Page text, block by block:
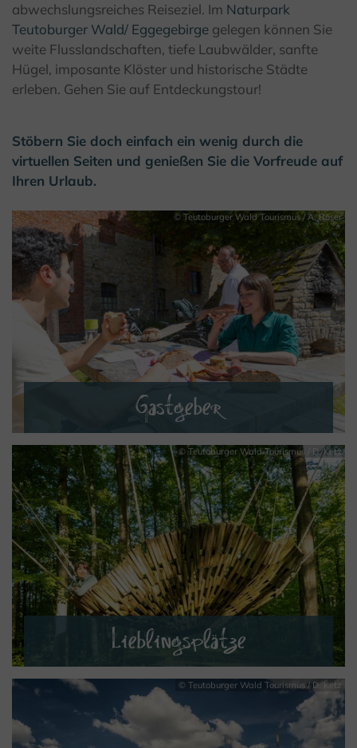
abwechslungsreiches Reiseziel. Im Naturpark
Teutoburger Wald/ Eggegebirge gelegen können Sie
weite Flusslandschaften, tiefe Laubwälder, sanfte
Hügel, imposante Klöster und historische Städte
erleben. Gehen Sie auf Entdeckungstour!
Stöbern Sie doch einfach ein wenig durch die
virtuellen Seiten und genießen Sie die Vorfreude auf
Ihren Urlaub.
© Teutoburger Wald Tourismus / A. Röser
Gastgeber
MEHR ERFAHREN© Teutoburger Wald Tourismus / D. Ketz
Lieblingsplätze
MEHR ERFAHREN© Teutoburger Wald Tourismus / D. Ketz